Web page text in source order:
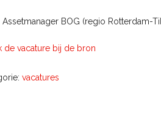
Assetmanager BOG (regio Rotterdam-
de vacature bij de bron
vacatures